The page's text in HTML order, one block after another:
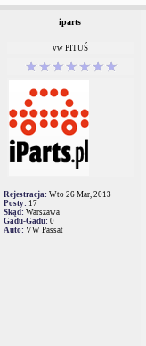
iparts
vw PITUŚ
Rejestracja: Wto 26 Mar, 2013
Posty: 17
Skąd: Warszawa
Gadu-Gadu: 0
Auto: VW Passat